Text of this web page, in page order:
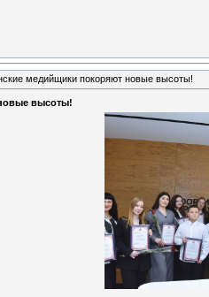
медийщики покоряют новые высоты!
высоты!